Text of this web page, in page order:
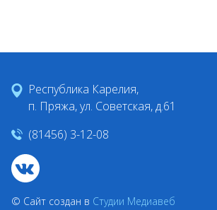
Республика Карелия,
п. Пряжа, ул. Советская, д.61
(81456) 3-12-08
© Сайт создан в Студии Медиавеб